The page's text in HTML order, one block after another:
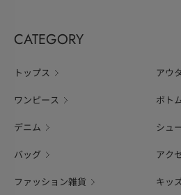
CATEGORY
トップス アウ
ワンピース ボト
デニム シュ
バッグ アク
ファッション雑貨 キッ